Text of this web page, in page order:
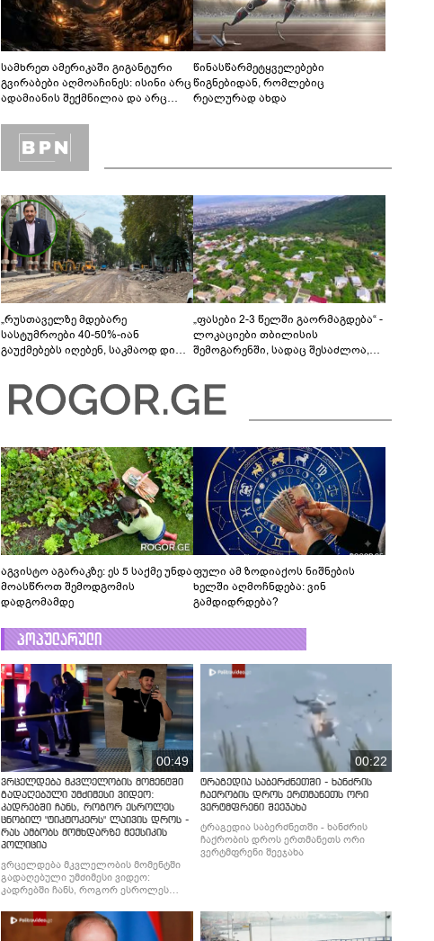
სამხრეთ ამერიკაში გიგანტური
გვირაბები აღმოაჩინეს: ისინი არც
ადამიანის შექმნილია და არც
ლაბირინთები?
წინასწარმეტყველებები
წიგნებიდან, რომლებიც
რეალურად ახდა
„რუსთაველზე მდებარე
სასტუმროები 40-50%-იან
გაუქმებებს იღებენ, საკმაოდ დიდი
შეხვდებოდა“
„ფასები 2-3 წელში გაორმაგდება“ -
ლოკაციები თბილისის
შემოგარენში, სადაც შესაძლოა,
აგვისტო აგარაკზე: ეს 5 საქმე უნდა
მოასწროთ შემოდგომის
დადგომამდე
ფული ამ ზოდიაქოს ნიშნების
ხელში აღმოჩნდება: ვინ
გამდიდრდება?
პოპულარული
00:49
ვრცელდება მკვლელობის მომენტში
გადაღებული უმძიმესი ვიდეო:
კადრებში ჩანს, როგორ ესროლეს
ცნობილ "ტიკტოკერს" ლაივის დროს -
რას ამბობს მომხდარზე მექსიკის
პოლიცია
ვრცელდება მკვლელობის მომენტში
გადაღებული უმძიმესი ვიდეო:
კადრებში ჩანს, როგორ ესროლეს
რას ამბობს მომხდარზე მექსიკის
პოლიცია
00:22
ტრაგედია საბერძნეთში - ხანძრის
ჩაქრობის დროს ერთმანეთს ორი
ვერტმფრენი შეეჯახა
ტრაგედია საბერძნეთში - ხანძრის
ჩაქრობის დროს ერთმანეთს ორი
ვერტმფრენი შეეჯახა